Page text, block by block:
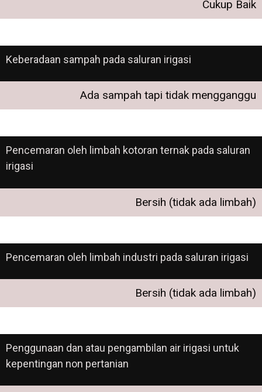
Cukup Baik
Keberadaan sampah pada saluran irigasi
Ada sampah tapi tidak mengganggu
Pencemaran oleh limbah kotoran ternak pada saluran
irigasi
Bersih (tidak ada limbah)
Pencemaran oleh limbah industri pada saluran irigasi
Bersih (tidak ada limbah)
Penggunaan dan atau pengambilan air irigasi untuk
kepentingan non pertanian